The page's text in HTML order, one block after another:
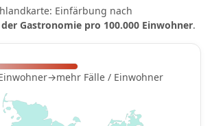
Einfärbung nach
Gastronomie pro 100.000 Einwohner.
→mehr Fälle / Einwohner